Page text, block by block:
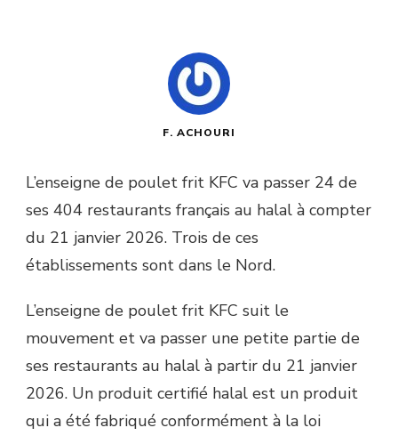
F. ACHOURI
L’enseigne de poulet frit KFC va passer 24 de
ses 404 restaurants français au halal à compter
du 21 janvier 2026. Trois de ces
établissements sont dans le Nord.
L’enseigne de poulet frit KFC suit le
mouvement et va passer une petite partie de
ses restaurants au halal à partir du 21 janvier
2026. Un produit certifié halal est un produit
qui a été fabriqué conformément à la loi